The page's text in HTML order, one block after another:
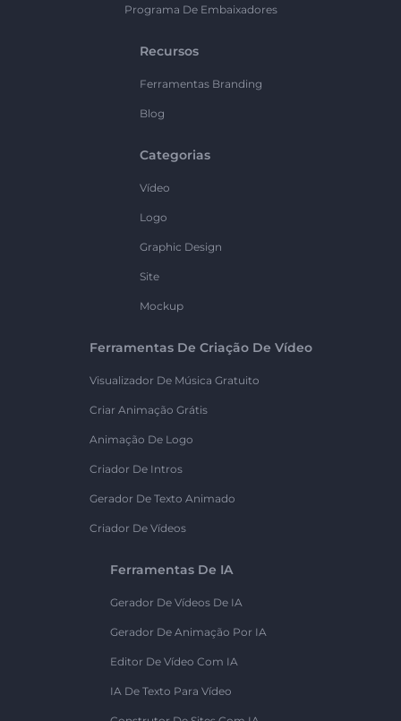
Programa De Embaixadores
Recursos
Ferramentas Branding
Blog
Categorias
Vídeo
Logo
Graphic Design
Site
Mockup
Ferramentas De Criação De Vídeo
Visualizador De Música Gratuito
Criar Animação Grátis
Animação De Logo
Criador De Intros
Gerador De Texto Animado
Criador De Vídeos
Ferramentas De IA
Gerador De Vídeos De IA
Gerador De Animação Por IA
Editor De Vídeo Com IA
IA De Texto Para Vídeo